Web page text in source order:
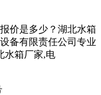
价是多少？湖北水箱
备有限责任公司专业
水箱厂家,电